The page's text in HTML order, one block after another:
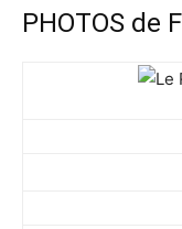
PHOTOS de